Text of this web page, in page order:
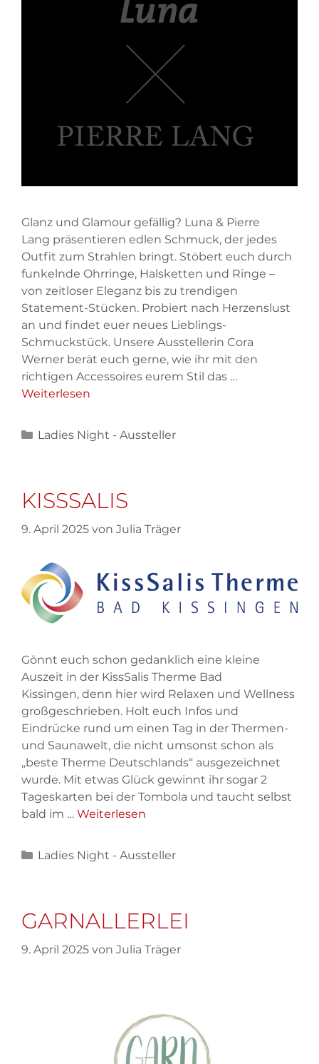
Glanz und Glamour gefällig? Luna & Pierre
Lang präsentieren edlen Schmuck, der jedes
Outfit zum Strahlen bringt. Stöbert euch durch
funkelnde Ohrringe, Halsketten und Ringe –
von zeitloser Eleganz bis zu trendigen
Statement-Stücken. Probiert nach Herzenslust
an und findet euer neues Lieblings-
Schmuckstück. Unsere Ausstellerin Cora
Werner berät euch gerne, wie ihr mit den
richtigen Accessoires eurem Stil das …
Weiterlesen
Ladies Night - Aussteller
KISSSALIS
9. April 2025 von Julia Träger
Gönnt euch schon gedanklich eine kleine
Auszeit in der KissSalis Therme Bad
Kissingen, denn hier wird Relaxen und Wellness
großgeschrieben. Holt euch Infos und
Eindrücke rund um einen Tag in der Thermen-
und Saunawelt, die nicht umsonst schon als
„beste Therme Deutschlands“ ausgezeichnet
wurde. Mit etwas Glück gewinnt ihr sogar 2
Tageskarten bei der Tombola und taucht selbst
bald im … Weiterlesen
Ladies Night - Aussteller
GARNALLERLEI
9. April 2025 von Julia Träger